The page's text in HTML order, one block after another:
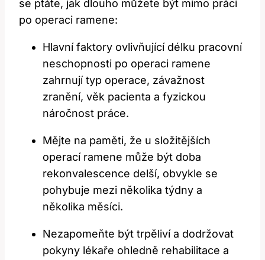
se⁣ ptáte, jak dlouho‌ můžete být mimo práci
po operaci ramene:
Hlavní faktory ovlivňující délku pracovní
neschopnosti ⁣po operaci ramene
‌zahrnují typ⁢ operace, závažnost
‌zranění, věk ⁣pacienta a fyzickou
náročnost práce.
Mějte na ‍paměti, že⁤ u ‌složitějších
operací ramene může být doba
rekonvalescence delší, obvykle se
pohybuje mezi několika‍ týdny​ a
několika měsíci.
Nezapomeňte být trpěliví a dodržovat
pokyny lékaře ⁤ohledně⁢ rehabilitace a